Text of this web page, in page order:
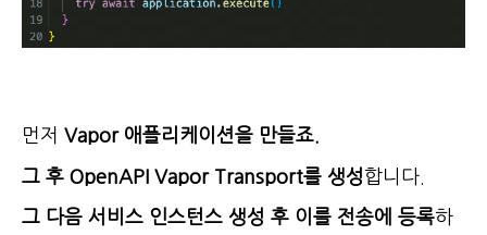
먼저 Vapor 애플리케이션을 만들죠.
그 후 OpenAPI Vapor Transport를 생성합니다.
그 다음 서비스 인스턴스 생성 후 이를 전송에 등록하